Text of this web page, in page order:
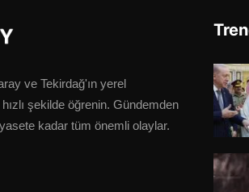
ve Tekirdağ'ın yerel
şekilde öğrenin. Gündemden
kadar tüm önemli olaylar.